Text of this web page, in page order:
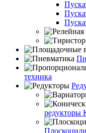
техника
редукторы